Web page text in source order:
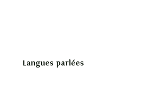
Langues parlées
Langues parlées